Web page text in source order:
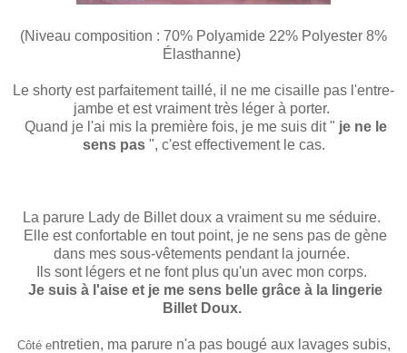
(Niveau composition : 70% Polyamide 22% Polyester 8%
Élasthanne)
Le shorty est parfaitement taillé, il ne me cisaille pas l'entre-
jambe et est vraiment très léger à porter.
Quand je l'ai mis la première fois, je me suis dit " je ne le
sens pas", c'est effectivement le cas.
La parure Lady de Billet doux a vraiment su me séduire.
Elle est confortable en tout point, je ne sens pas de gène
dans mes sous-vêtements pendant la journée.
Ils sont légers et ne font plus qu'un avec mon corps.
Je suis à l'aise et je me sens belle grâce à la lingerie
Billet Doux.
Côté entretien, ma parure n'a pas bougé aux lavages subis,